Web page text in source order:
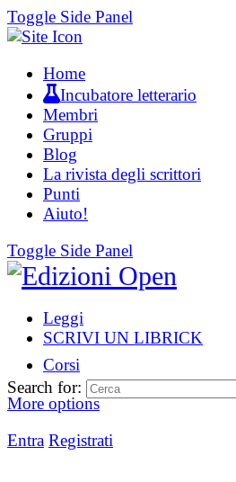
Toggle Side Panel
Home
Incubatore letterario
Membri
Gruppi
Blog
La rivista degli scrittori
Punti
Aiuto!
Toggle Side Panel
Leggi
SCRIVI UN LIBRICK
Corsi
More options
Entra Registrati
Search for: